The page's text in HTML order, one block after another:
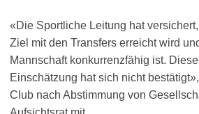
«Die Sportliche Leitung hat
Ziel mit den Transfers erreicht wird
Mannschaft konkurrenzfähig ist. Diese
Einschätzung hat sich nicht
Club nach Abstimmung von